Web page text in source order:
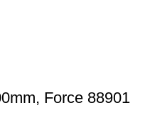
Force 88901